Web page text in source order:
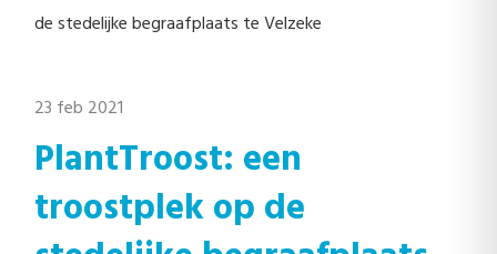
de stedelijke begraafplaats te Velzeke
23 feb 2021
PlantTroost: een
troostplek op de